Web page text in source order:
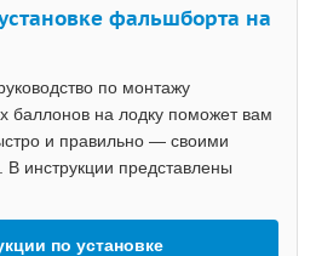
фальшборта на
по монтажу
баллонов на лодку поможет вам
и правильно — своими
инструкции представлены
по установке